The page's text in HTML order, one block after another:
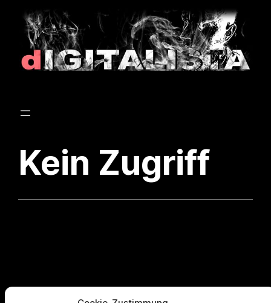
Zum
Inhalt
springen
Kein Zugriff